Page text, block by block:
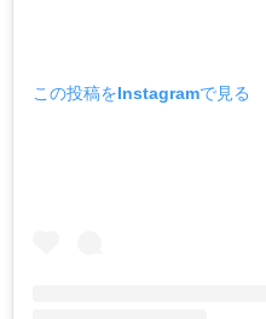
この投稿をInstagramで見る